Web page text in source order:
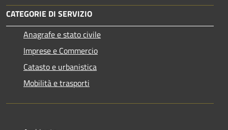
CATEGORIE DI SERVIZIO
Anagrafe e stato civile
Imprese e Commercio
Catasto e urbanistica
Mobilità e trasporti